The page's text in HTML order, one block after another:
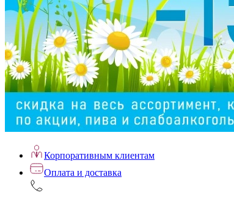
Корпоративным клиентам
Оплата и доставка